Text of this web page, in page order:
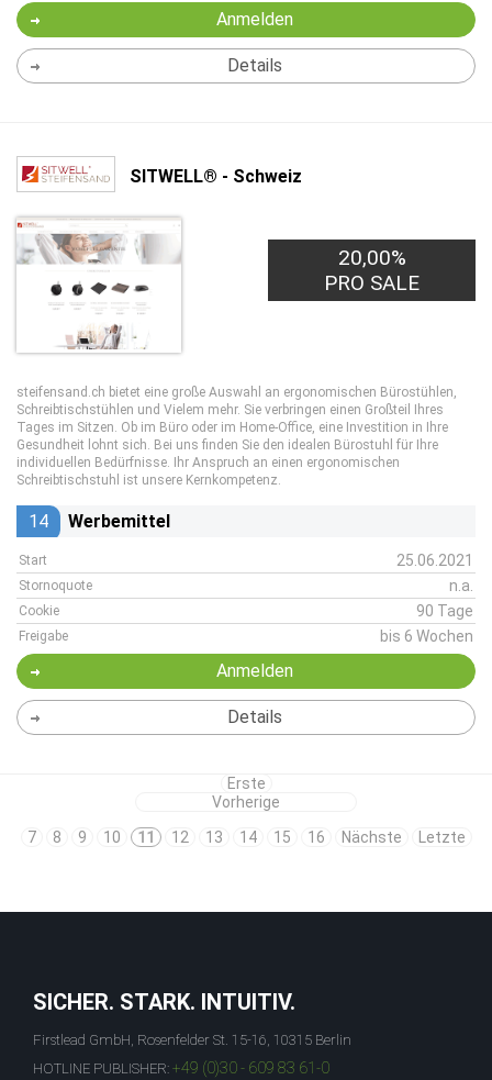
Anmelden
Details
SITWELL® - Schweiz
20,00%
PRO SALE
steifensand.ch bietet eine große Auswahl an ergonomischen Bürostühlen,
Schreibtischstühlen und Vielem mehr. Sie verbringen einen Großteil Ihres
Tages im Sitzen. Ob im Büro oder im Home-Office, eine Investition in Ihre
Gesundheit lohnt sich. Bei uns finden Sie den idealen Bürostuhl für Ihre
individuellen Bedürfnisse. Ihr Anspruch an einen ergonomischen
Schreibtischstuhl ist unsere Kernkompetenz.
14 Werbemittel
Start 25.06.2021
Stornoquote n.a.
Cookie 90 Tage
Freigabe bis 6 Wochen
Anmelden
Details
Erste
Vorherige
7
8 9 10 11 12 13 14 15 16 Nächste Letzte
SICHER. STARK. INTUITIV.
Firstlead GmbH, Rosenfelder St. 15-16, 10315 Berlin
HOTLINE PUBLISHER: +49 (0)30 - 609 83 61-0